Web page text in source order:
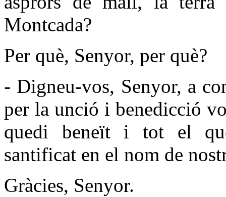
Montcada?
Per què, Senyor, per què?
- Digneu-vos, Senyor, a
per la unció i benedicció
quedi beneït i tot el
santificat en el nom de
Gràcies, Senyor.